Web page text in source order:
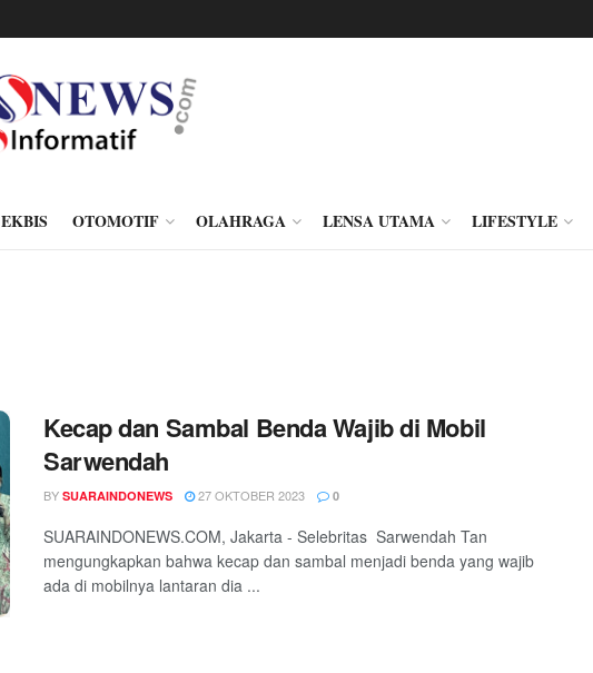
EKBIS OTOMOTIF OLAHRAGA LENSA UTAMA LIFESTYLE
Kecap dan Sambal Benda Wajib di Mobil
Sarwendah
BY SUARAINDONEWS 27 OKTOBER 2023 0
SUARAINDONEWS.COM, Jakarta - Selebritas Sarwendah Tan
mengungkapkan bahwa kecap dan sambal menjadi benda yang wajib
ada di mobilnya lantaran dia ...